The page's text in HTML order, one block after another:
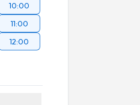
10:00
11:00
12:00